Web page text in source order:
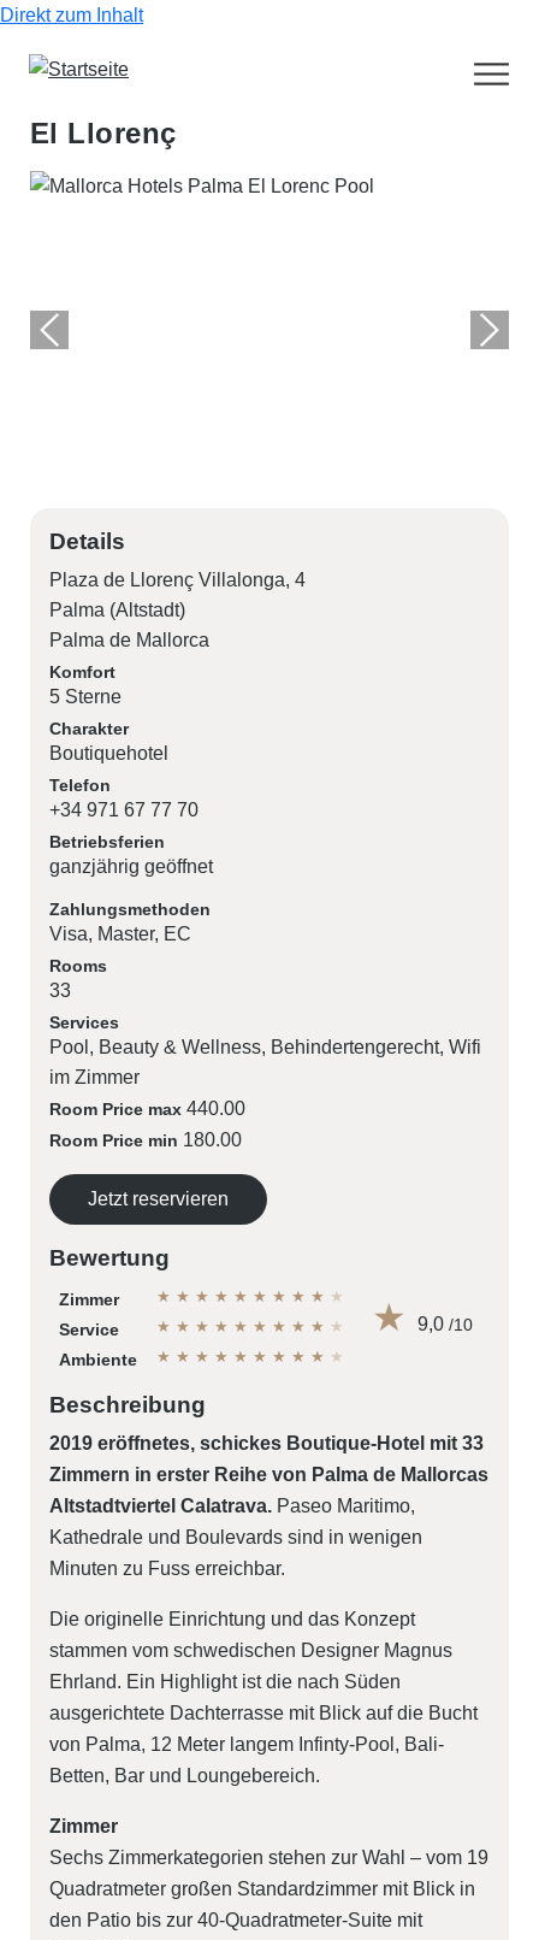
Direkt zum Inhalt
El Llorenç
Details
Plaza de Llorenç Villalonga, 4
Palma (Altstadt)
Palma de Mallorca
Komfort
5 Sterne
Charakter
Boutiquehotel
Telefon
+34 971 67 77 70
Betriebsferien
ganzjährig geöffnet
Zahlungsmethoden
Visa Master EC
Rooms
33
Services
Pool Beauty & Wellness Behindertengerecht Wifi
im Zimmer
Room Price max 440.00
Room Price min 180.00
Jetzt reservieren
Bewertung
Zimmer ★ ★ ★ ★ ★ ★ ★ ★ ★ ★
Service ★ ★ ★ ★ ★ ★ ★ ★ ★ ★
Ambiente ★ ★ ★ ★ ★ ★ ★ ★ ★ ★
9,0 /10
Beschreibung
2019 eröffnetes, schickes Boutique-Hotel mit 33
Zimmern in erster Reihe von Palma de Mallorcas
Altstadtviertel Calatrava. Paseo Maritimo,
Kathedrale und Boulevards sind in wenigen
Minuten zu Fuss erreichbar.
Die originelle Einrichtung und das Konzept
stammen vom schwedischen Designer Magnus
Ehrland. Ein Highlight ist die nach Süden
ausgerichtete Dachterrasse mit Blick auf die Bucht
von Palma, 12 Meter langem Infinty-Pool, Bali-
Betten, Bar und Loungebereich.
Zimmer
Sechs Zimmerkategorien stehen zur Wahl – vom 19
Quadratmeter großen Standardzimmer mit Blick in
den Patio bis zur 40-Quadratmeter-Suite mit